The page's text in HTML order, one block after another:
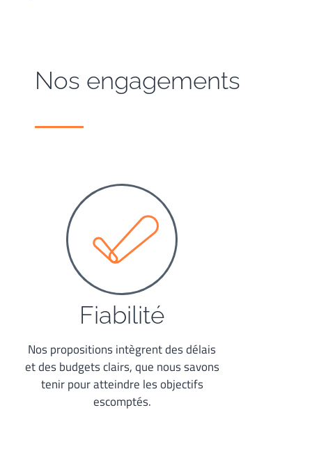
Nos engagements
Fiabilité
Nos propositions intègrent des délais
et des budgets clairs, que nous savons
tenir pour atteindre les objectifs
escomptés.